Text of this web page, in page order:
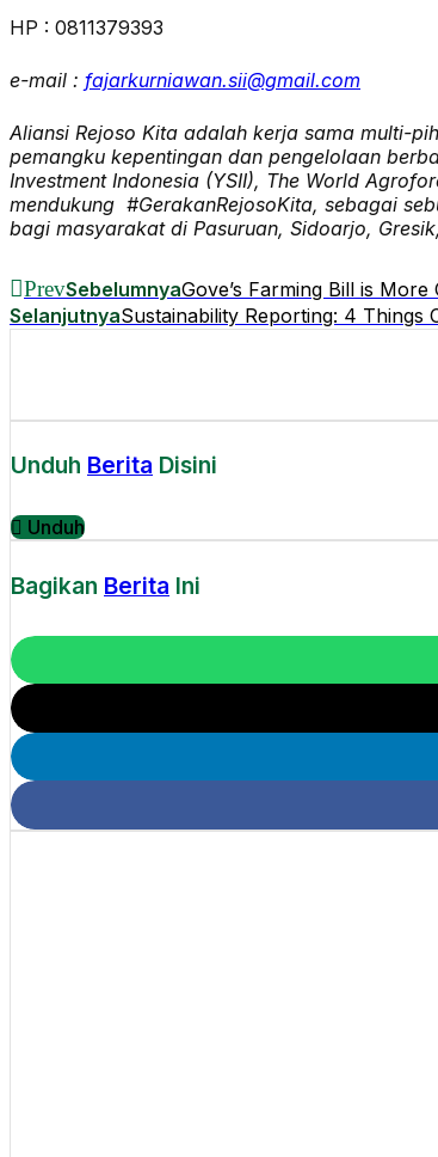
HP : 0811379393
e-mail : fajarkurniawan.sii@gmail.com
Aliansi Rejoso Kita adalah kerja sama multi-
pemangku kepentingan dan pengelolaan
Investment Indonesia (YSII), The World
mendukung #GerakanRejosoKita, sebagai
bagi masyarakat di Pasuruan, Sidoarjo,
PrevSebelumnyaGove’s Farming Bill is
SelanjutnyaSustainability Reporting: 4 Things
Unduh Berita Disini
Unduh
Bagikan Berita Ini